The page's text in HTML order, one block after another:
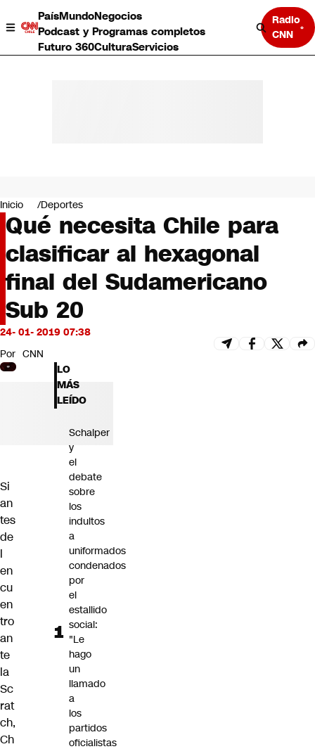
PaísMundoNegocios
Podcast y Programas completos
Futuro 360CulturaServicios
Radio
CNN
Negocios
Deportes
Programas completos
Cultura
Servicios
Bits
CNN tiempo
Futuro 360
Inicio Deportes
Qué necesita Chile para
clasificar al hexagonal
final del Sudamericano
Sub 20
24- 01- 2019 07:38
Por CNN
Si
an
tes
de
l
en
cu
en
tro
an
te
la
Sc
rat
ch,
Ch
LO
MÁS
LEÍDO
Schalper
y
el
debate
sobre
los
indultos
a
uniformados
condenados
por
el
estallido
social:
"Le
hago
un
llamado
a
los
partidos
oficialistas